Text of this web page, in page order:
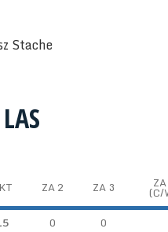
Stache
ZA 2 ZA 3 (C/
0 0